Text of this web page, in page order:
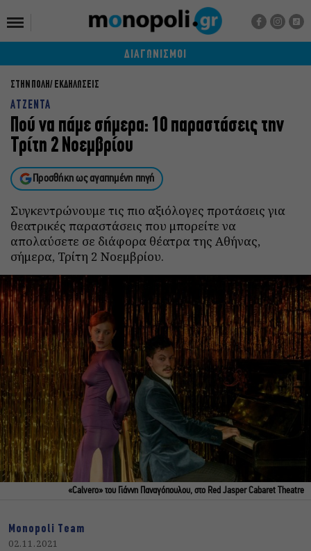
ΔΙΑΓΩΝΙΣΜΟΙ
ΣΤΗΝ ΠΟΛΗ ΕΚΔΗΛΩΣΕΙΣ
ΑΤΖΕΝΤΑ
Πού να πάμε σήμερα: 10 παραστάσεις την
Τρίτη 2 Νοεμβρίου
Προσθήκη ως αγαπημένη πηγή
Συγκεντρώνουμε τις πιο αξιόλογες προτάσεις για
θεατρικές παραστάσεις που μπορείτε να
απολαύσετε σε διάφορα θέατρα της Αθήνας,
σήμερα, Τρίτη 2 Νοεμβρίου.
«Calvero» του Γιάννη Παναγόπουλου, στο Red Jasper Cabaret Theatre
Monopoli Team
02.11.2021